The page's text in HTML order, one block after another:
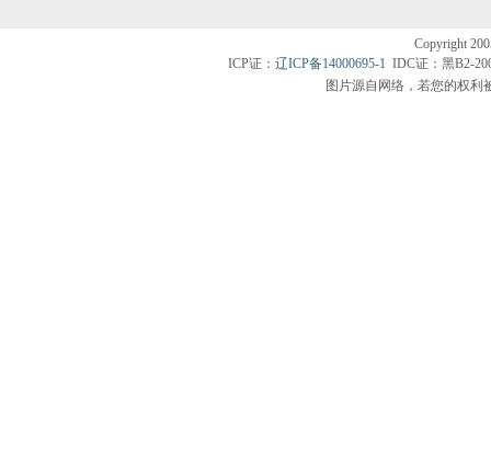
ICP证： 辽ICP备14000695-1 IDC证：黑B2-
图片源自网络，若您的权利